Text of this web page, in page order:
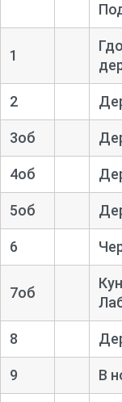
1
2
3об
4об
5об
6
7об
8
9 В